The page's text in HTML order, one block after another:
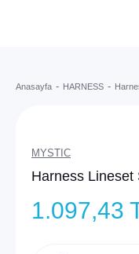
Anasayfa HARNESS
MYSTIC
Harness Lineset
1.097,43